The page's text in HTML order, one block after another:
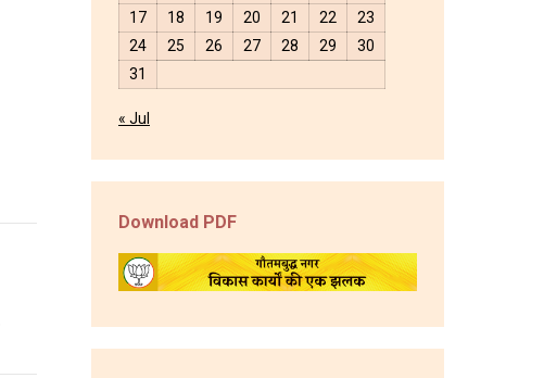
17
18 19 20 21 22
23
24
25 26 27 28 29
30
31
« Jul
Download PDF